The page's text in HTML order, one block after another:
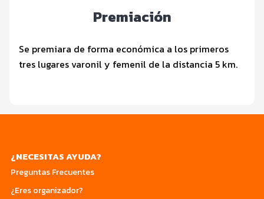
Premiación
Se premiara de forma económica a los primeros
tres lugares varonil y femenil de la distancia 5 km.
¿NECESITAS AYUDA?
Preguntas Frecuentes
¿Eres organizador?